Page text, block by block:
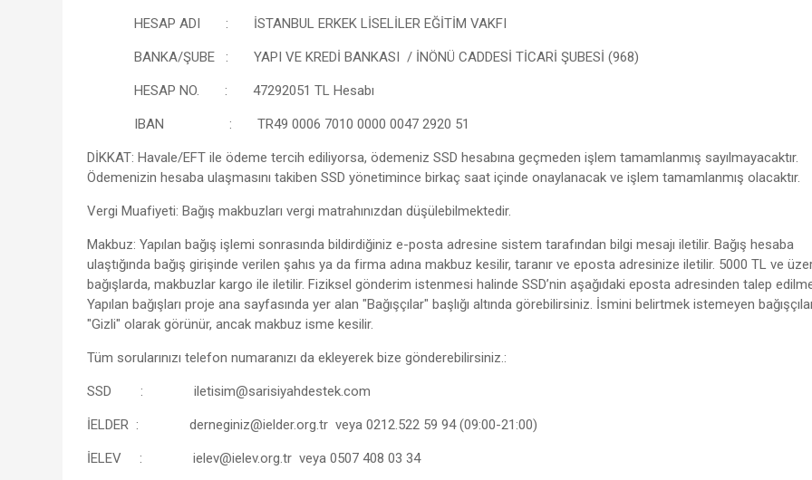
HESAP ADI : İSTANBUL ERKEK LİSELİLER EĞİTİM VAKFI
BANKA/ŞUBE : YAPI VE KREDİ BANKASI / İNÖNÜ CADDESİ TİCARİ ŞUBESİ (968)
HESAP NO. : 47292051 TL Hesabı
IBAN : TR49 0006 7010 0000 0047 2920 51
DİKKAT: Havale/EFT ile ödeme tercih ediliyorsa, ödemeniz SSD hesabına geçmeden işlem tamamlanmış sayılmayacaktır.
Ödemenizin hesaba ulaşmasını takiben SSD yönetimince birkaç saat içinde onaylanacak ve işlem tamamlanmış olacaktır.
Vergi Muafiyeti: Bağış makbuzları vergi matrahınızdan düşülebilmektedir.
Makbuz: Yapılan bağış işlemi sonrasında bildirdiğiniz e-posta adresine sistem tarafından bilgi mesajı iletilir. Bağış hesaba
ulaştığında bağış girişinde verilen şahıs ya da firma adına makbuz kesilir, taranır ve eposta adresinize iletilir. 5000 TL ve
bağışlarda, makbuzlar kargo ile iletilir. Fiziksel gönderim istenmesi halinde SSD’nin aşağıdaki eposta adresinden talep
Yapılan bağışları proje ana sayfasında yer alan "Bağışçılar" başlığı altında görebilirsiniz. İsmini belirtmek istemeyen
"Gizli" olarak görünür, ancak makbuz isme kesilir.
Tüm sorularınızı telefon numaranızı da ekleyerek bize gönderebilirsiniz.:
SSD : iletisim@sarisiyahdestek.com
İELDER : derneginiz@ielder.org.trveya 0212.522 59 94 (09:00-21:00)
İELEV : ielev@ielev.org.trveya 0507 408 03 34